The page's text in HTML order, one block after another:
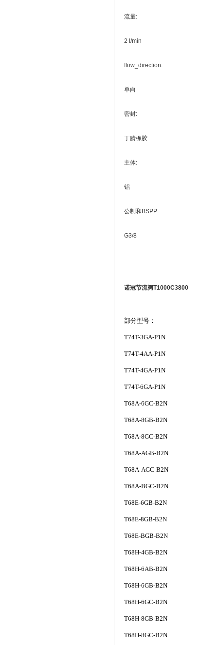
流量:
2 l/min
flow_direction:
单向
密封:
丁腈橡胶
主体:
铝
公制和BSPP:
G3/8
诺冠节流阀T1000C3800
部分型号：
T74T-3GA-P1N
T74T-4AA-P1N
T74T-4GA-P1N
T74T-6GA-P1N
T68A-6GC-B2N
T68A-8GB-B2N
T68A-8GC-B2N
T68A-AGB-B2N
T68A-AGC-B2N
T68A-BGC-B2N
T68E-6GB-B2N
T68E-8GB-B2N
T68E-BGB-B2N
T68H-4GB-B2N
T68H-6AB-B2N
T68H-6GB-B2N
T68H-6GC-B2N
T68H-8GB-B2N
T68H-8GC-B2N